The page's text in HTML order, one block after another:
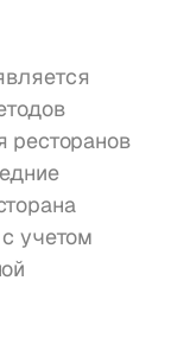
ресторанов
учетом